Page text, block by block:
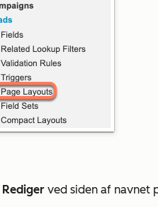
Rediger ved siden af navnet